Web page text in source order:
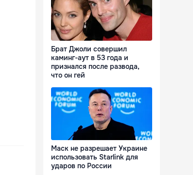
Брат Джоли совершил
каминг-аут в 53 года и
признался после развода,
что он гей
Маск не разрешает Украине
использовать Starlink для
ударов по России